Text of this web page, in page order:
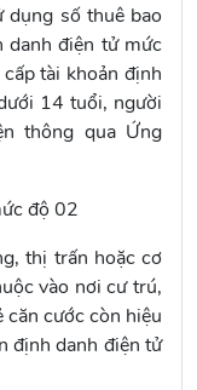
số thuê bao
danh điện tử mức
tài khoản định
14 tuổi, người
thông qua Ứng
độ 02
thị trấn hoặc cơ
vào nơi cư trú,
cước còn hiệu
định danh điện tử